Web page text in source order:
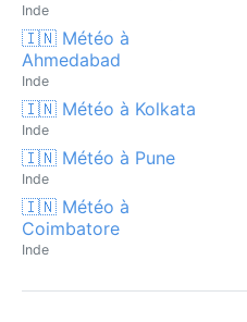
Inde
🇮🇳 Météo à
Ahmedabad
Inde
🇮🇳 Météo à Kolkata
Inde
🇮🇳 Météo à Pune
Inde
🇮🇳 Météo à
Coimbatore
Inde